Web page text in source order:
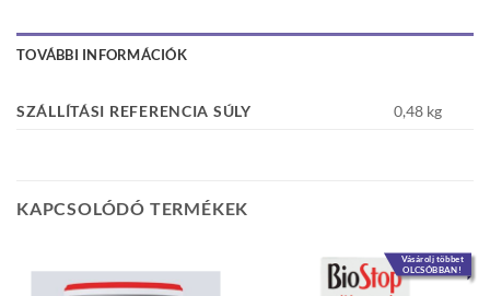
TOVÁBBI INFORMÁCIÓK
SZÁLLÍTÁSI REFERENCIA SÚLY 0,48 kg
KAPCSOLÓDÓ TERMÉKEK
Vásárolj többet
OLCSÓBBAN!